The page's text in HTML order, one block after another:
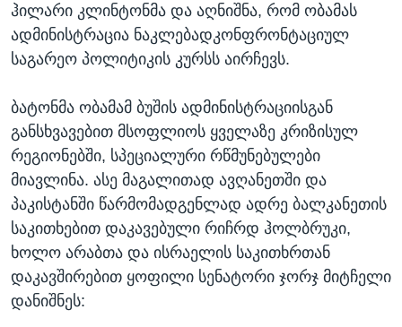
ჰილარი კლინტონმა და აღნიშნა, რომ ობამას
ადმინისტრაცია ნაკლებადკონფრონტაციულ
საგარეო პოლიტიკის კურსს აირჩევს.
ბატონმა ობამამ ბუშის ადმინისტრაციისგან
განსხვავებით მსოფლიოს ყველაზე კრიზისულ
რეგიონებში, სპეციალური რწმუნებულები
მიავლინა. ასე მაგალითად ავღანეთში და
პაკისტანში წარმომადგენლად ადრე ბალკანეთის
საკითხებით დაკავებული რიჩრდ ჰოლბრუკი,
ხოლო არაბთა და ისრაელის საკითხრთან
დაკავშირებით ყოფილი სენატორი ჯორჯ მიტჩელი
დანიშნეს: